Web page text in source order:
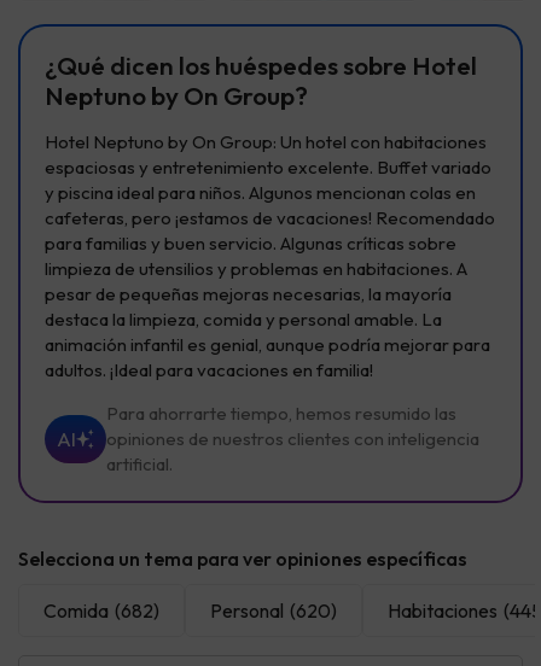
¿Qué dicen los huéspedes sobre Hotel
Neptuno by On Group?
Hotel Neptuno by On Group: Un hotel con habitaciones
espaciosas y entretenimiento excelente. Buffet variado
y piscina ideal para niños. Algunos mencionan colas en
cafeteras, pero ¡estamos de vacaciones! Recomendado
para familias y buen servicio. Algunas críticas sobre
limpieza de utensilios y problemas en habitaciones. A
pesar de pequeñas mejoras necesarias, la mayoría
destaca la limpieza, comida y personal amable. La
animación infantil es genial, aunque podría mejorar para
adultos. ¡Ideal para vacaciones en familia!
AI
Para ahorrarte tiempo, hemos resumido las
opiniones de nuestros clientes con inteligencia
artificial.
Selecciona un tema para ver opiniones específicas
Comida (682) Personal (620) Habitaciones